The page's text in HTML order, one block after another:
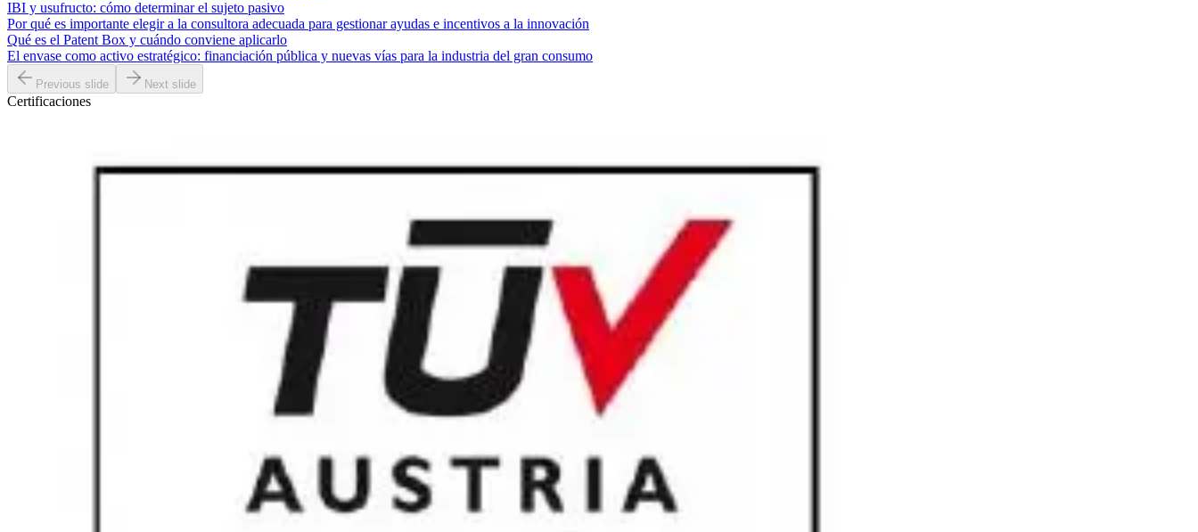
IBI y usufructo: cómo determinar el sujeto pasivo
Por qué es importante elegir a la consultora adecuada para gestionar ayudas e incentivos a la innovación
Qué es el Patent Box y cuándo conviene aplicarlo
El envase como activo estratégico: financiación pública y nuevas vías para la industria del gran consumo
Previous slide Next slide
Certificaciones